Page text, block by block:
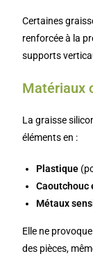
Certaines
renforcée à la
supports
Matériaux
La graisse
éléments en :
Plastique
Caoutchouc
Métaux
Elle ne
des pièces,